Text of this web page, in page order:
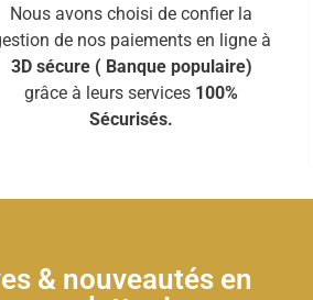
Nous avons choisi de confier la
de nos paiements en ligne à
3D sécure ( Banque populaire)
grâce à leurs services 100%
Sécurisés.
& nouveautés en